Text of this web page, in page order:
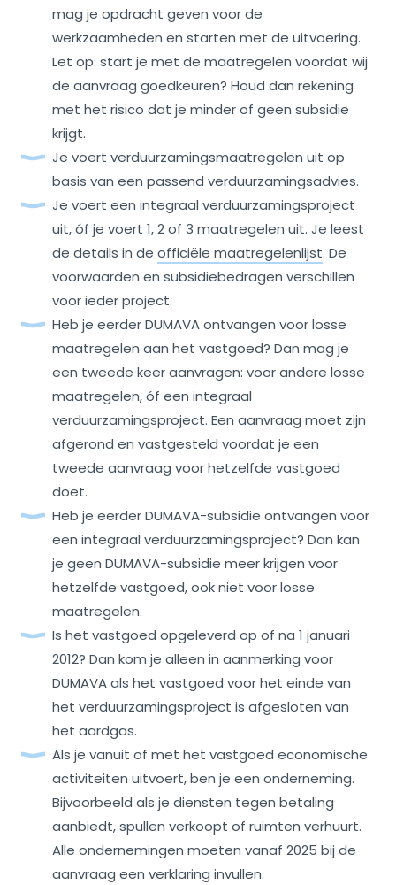
mag je opdracht geven voor de
werkzaamheden en starten met de uitvoering.
Let op: start je met de maatregelen voordat wij
de aanvraag goedkeuren? Houd dan rekening
met het risico dat je minder of geen subsidie
krijgt.
Je voert verduurzamingsmaatregelen uit op
basis van een passend verduurzamingsadvies.
Je voert een integraal verduurzamingsproject
uit, óf je voert 1, 2 of 3 maatregelen uit. Je leest
de details in de officiële maatregelenlijst. De
voorwaarden en subsidiebedragen verschillen
voor ieder project.
Heb je eerder DUMAVA ontvangen voor losse
maatregelen aan het vastgoed? Dan mag je
een tweede keer aanvragen: voor andere losse
maatregelen, óf een integraal
verduurzamingsproject. Een aanvraag moet zijn
afgerond en vastgesteld voordat je een
tweede aanvraag voor hetzelfde vastgoed
doet.
Heb je eerder DUMAVA-subsidie ontvangen voor
een integraal verduurzamingsproject? Dan kan
je geen DUMAVA-subsidie meer krijgen voor
hetzelfde vastgoed, ook niet voor losse
maatregelen.
Is het vastgoed opgeleverd op of na 1 januari
2012? Dan kom je alleen in aanmerking voor
DUMAVA als het vastgoed voor het einde van
het verduurzamingsproject is afgesloten van
het aardgas.
Als je vanuit of met het vastgoed economische
activiteiten uitvoert, ben je een onderneming.
Bijvoorbeeld als je diensten tegen betaling
aanbiedt, spullen verkoopt of ruimten verhuurt.
Alle ondernemingen moeten vanaf 2025 bij de
aanvraag een verklaring invullen.